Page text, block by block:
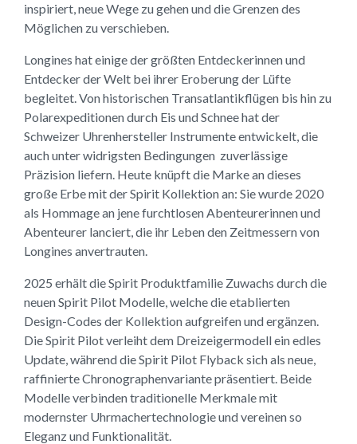
inspiriert, neue Wege zu gehen und die Grenzen des
Möglichen zu verschieben.
Longines hat einige der größten Entdeckerinnen und
Entdecker der Welt bei ihrer Eroberung der Lüfte
begleitet. Von historischen Transatlantikflügen bis hin zu
Polarexpeditionen durch Eis und Schnee hat der
Schweizer Uhrenhersteller Instrumente entwickelt, die
auch unter widrigsten Bedingungen zuverlässige
Präzision liefern. Heute knüpft die Marke an dieses
große Erbe mit der Spirit Kollektion an: Sie wurde 2020
als Hommage an jene furchtlosen Abenteurerinnen und
Abenteurer lanciert, die ihr Leben den Zeitmessern von
Longines anvertrauten.
2025 erhält die Spirit Produktfamilie Zuwachs durch die
neuen Spirit Pilot Modelle, welche die etablierten
Design-Codes der Kollektion aufgreifen und ergänzen.
Die Spirit Pilot verleiht dem Dreizeigermodell ein edles
Update, während die Spirit Pilot Flyback sich als neue,
raffinierte Chronographenvariante präsentiert. Beide
Modelle verbinden traditionelle Merkmale mit
modernster Uhrmachertechnologie und vereinen so
Eleganz und Funktionalität.